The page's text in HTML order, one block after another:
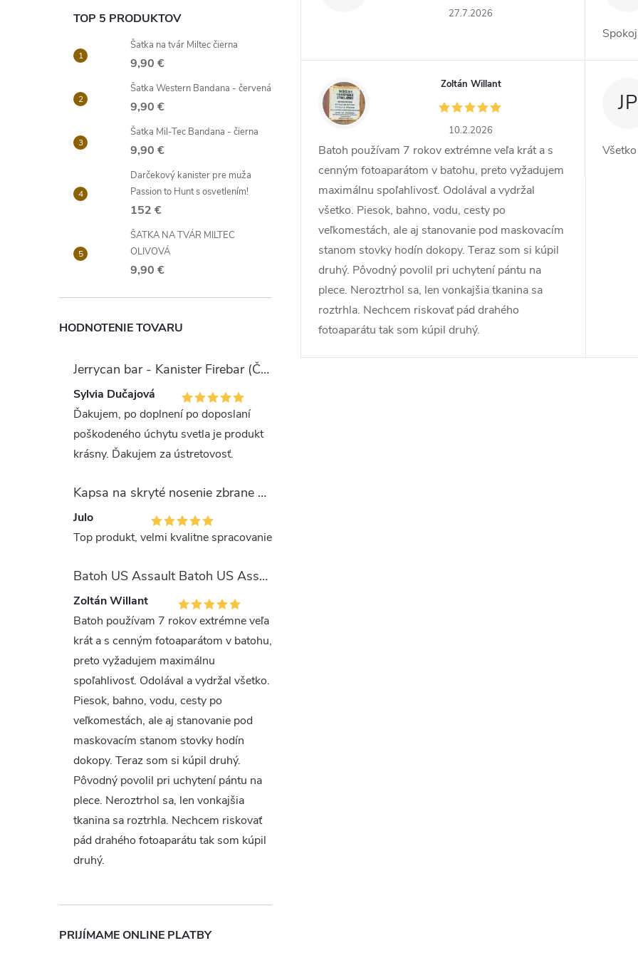
TOP 5 PRODUKTOV
Šatka na tvár Miltec čierna
9,90 €
Šatka Western Bandana - červená
9,90 €
Šatka Mil-Tec Bandana - čierna
9,90 €
Darčekový kanister pre muža
Passion to Hunt s osvetlením!
152 €
ŠATKA NA TVÁR MILTEC
OLIVOVÁ
9,90 €
HODNOTENIE TOVARU
Jerrycan bar - Kanister Firebar (Červený)
Sylvia Dučajová
Ďakujem, po doplnení po doposlaní
poškodeného úchytu svetla je produkt
krásny. Ďakujem za ústretovosť.
Kapsa na skryté nosenie zbrane OLIVA (veľkosť Glock 17/19)
Julo
Top produkt, velmi kvalitne spracovanie
Batoh US Assault Batoh US Assault "LASER CUT" 36l MULTIT.
Zoltán Willant
Batoh používam 7 rokov extrémne veľa
krát a s cenným fotoaparátom v batohu,
preto vyžadujem maximálnu
spoľahlivosť. Odolával a vydržal všetko.
Piesok, bahno, vodu, cesty po
veľkomestách, ale aj stanovanie pod
maskovacím stanom stovky hodín
dokopy. Teraz som si kúpil druhý.
Pôvodný povolil pri uchytení pántu na
plece. Neroztrhol sa, len vonkajšia
tkanina sa roztrhla. Nechcem riskovať
pád drahého fotoaparátu tak som kúpil
druhý.
PRIJÍMAME ONLINE PLATBY
27.7.2026
ZW
Zoltán Willant
10.2.2026
Batoh používam 7 rokov extrémne veľa krát a s
cenným fotoaparátom v batohu, preto vyžadujem
maximálnu spoľahlivosť. Odolával a vydržal
všetko. Piesok, bahno, vodu, cesty po
veľkomestách, ale aj stanovanie pod maskovacím
stanom stovky hodín dokopy. Teraz som si kúpil
druhý. Pôvodný povolil pri uchytení pántu na
plece. Neroztrhol sa, len vonkajšia tkanina sa
roztrhla. Nechcem riskovať pád drahého
fotoaparátu tak som kúpil druhý.
JP